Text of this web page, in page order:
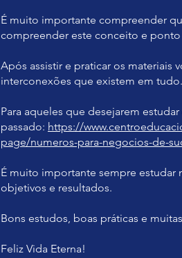
É muito importante compreender
compreender este conceito e ponto
Após assistir e praticar os materiais
interconexões que existem em tudo.
Para aqueles que desejarem
passado: https://
page/numeros-para-negocios-de-
É muito importante sempre estudar
objetivos e resultados.
Bons estudos, boas práticas e
Feliz Vida Eterna!